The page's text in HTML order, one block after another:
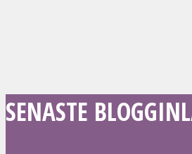
SENASTE